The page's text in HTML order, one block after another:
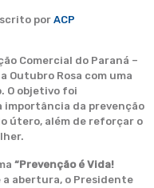
por ACP
Comercial do Paraná –
Outubro Rosa com uma
O objetivo foi
importância da prevenção
útero, além de reforçar o
“Prevenção é Vida!
a abertura, o Presidente